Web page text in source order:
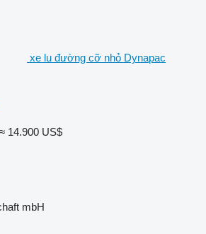
xe lu đường cỡ nhỏ Dynapac
≈ 14.900 US$
mbH